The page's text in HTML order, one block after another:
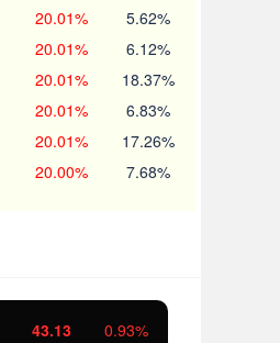
20.01% 5.62%
20.01% 6.12%
20.01% 18.37%
20.01% 6.83%
20.01% 17.26%
20.00% 7.68%
11.37 1.01%